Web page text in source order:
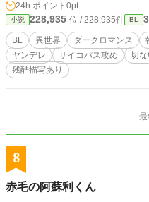
24h.ポイント 0pt
小説 228,935 位 / 228,935件 BL
BL 異世界 ダークロマンス
ヤンデレ
サイコパス攻め 切
残酷描写あり
8
赤毛の阿蘇利くん